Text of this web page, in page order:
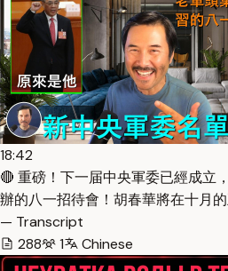
18:42
🔴 重磅！下一届中央軍委已經成立
辦的八一招待會！胡春華將在十月
— Transcript
288
1 Chinese